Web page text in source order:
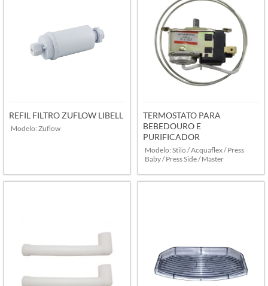
REFIL FILTRO ZUFLOW LIBELL
Modelo: Zuflow
TERMOSTATO PARA
BEBEDOURO E
PURIFICADOR
Modelo: Stilo / Acquaflex / Press
Baby / Press Side / Master